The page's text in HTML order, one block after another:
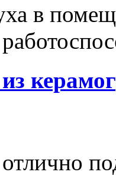
в